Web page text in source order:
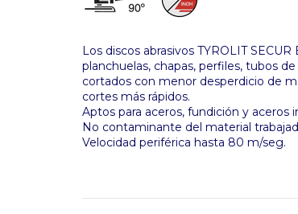
Los discos abrasivos TYROLIT
planchuelas, chapas, perfiles, tubos
cortados con menor desperdicio de
cortes más rápidos.
Aptos para aceros, fundición y aceros
No contaminante del material
Velocidad periférica hasta 80 m/seg.